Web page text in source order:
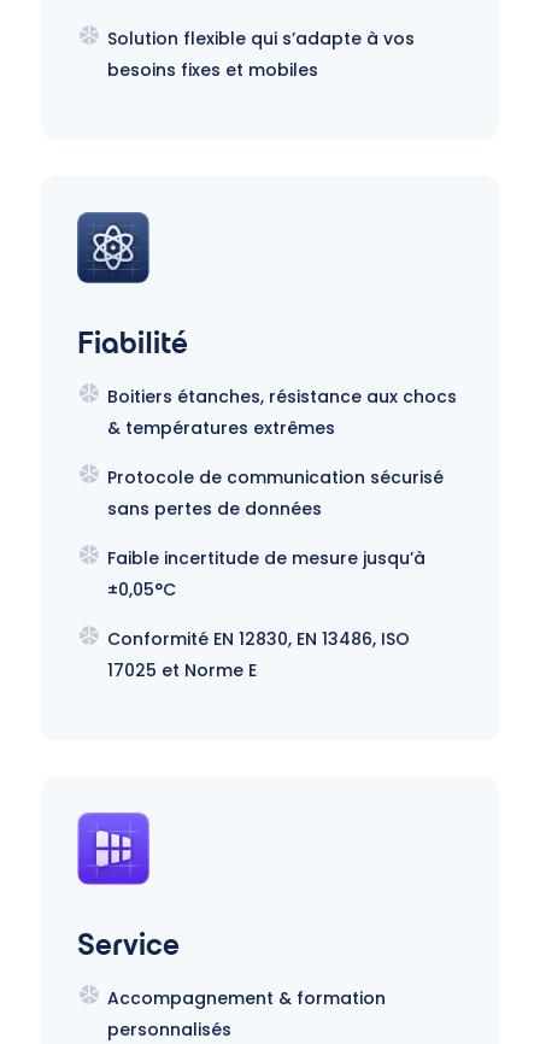
Solution flexible qui s’adapte à vos
besoins fixes et mobiles
Fiabilité
Boitiers étanches, résistance aux chocs
& températures extrêmes
Protocole de communication sécurisé
sans pertes de données
Faible incertitude de mesure jusqu’à
±0,05°C
Conformité EN 12830, EN 13486, ISO
17025 et Norme E
Service
Accompagnement & formation
personnalisés